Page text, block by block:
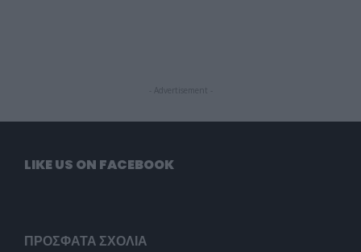
- Advertisement -
LIKE US ON FACEBOOK
ΠΡΌΣΦΑΤΑ ΣΧΌΛΙΑ